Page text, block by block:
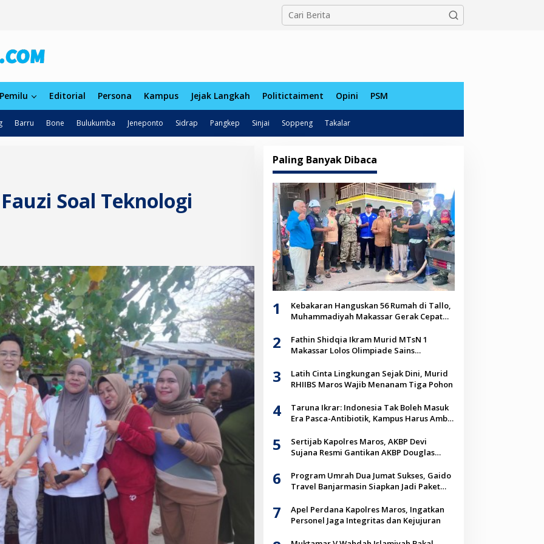
Pemilu Editorial Persona Kampus Jejak Langkah Politictaiment Opini PSM
Barru Bone Bulukumba Jeneponto Sidrap Pangkep Sinjai Soppeng Takalar
Soal Teknologi
Paling Banyak Dibaca
1
Kebakaran Hanguskan 56 Rumah di Tallo,
Muhammadiyah Makassar Gerak Cepat
2
Fathin Shidqia Ikram Murid MTsN 1
Makassar Lolos Olimpiade Sains
3
Latih Cinta Lingkungan Sejak Dini, Murid
RHIIBS Maros Wajib Menanam Tiga Pohon
4
Taruna Ikrar: Indonesia Tak Boleh Masuk
Era Pasca-Antibiotik, Kampus Harus Ambil
5
Sertijab Kapolres Maros, AKBP Devi
Sujana Resmi Gantikan AKBP Douglas
6
Program Umrah Dua Jumat Sukses, Gaido
Travel Banjarmasin Siapkan Jadi Paket
7
Apel Perdana Kapolres Maros, Ingatkan
Personel Jaga Integritas dan Kejujuran